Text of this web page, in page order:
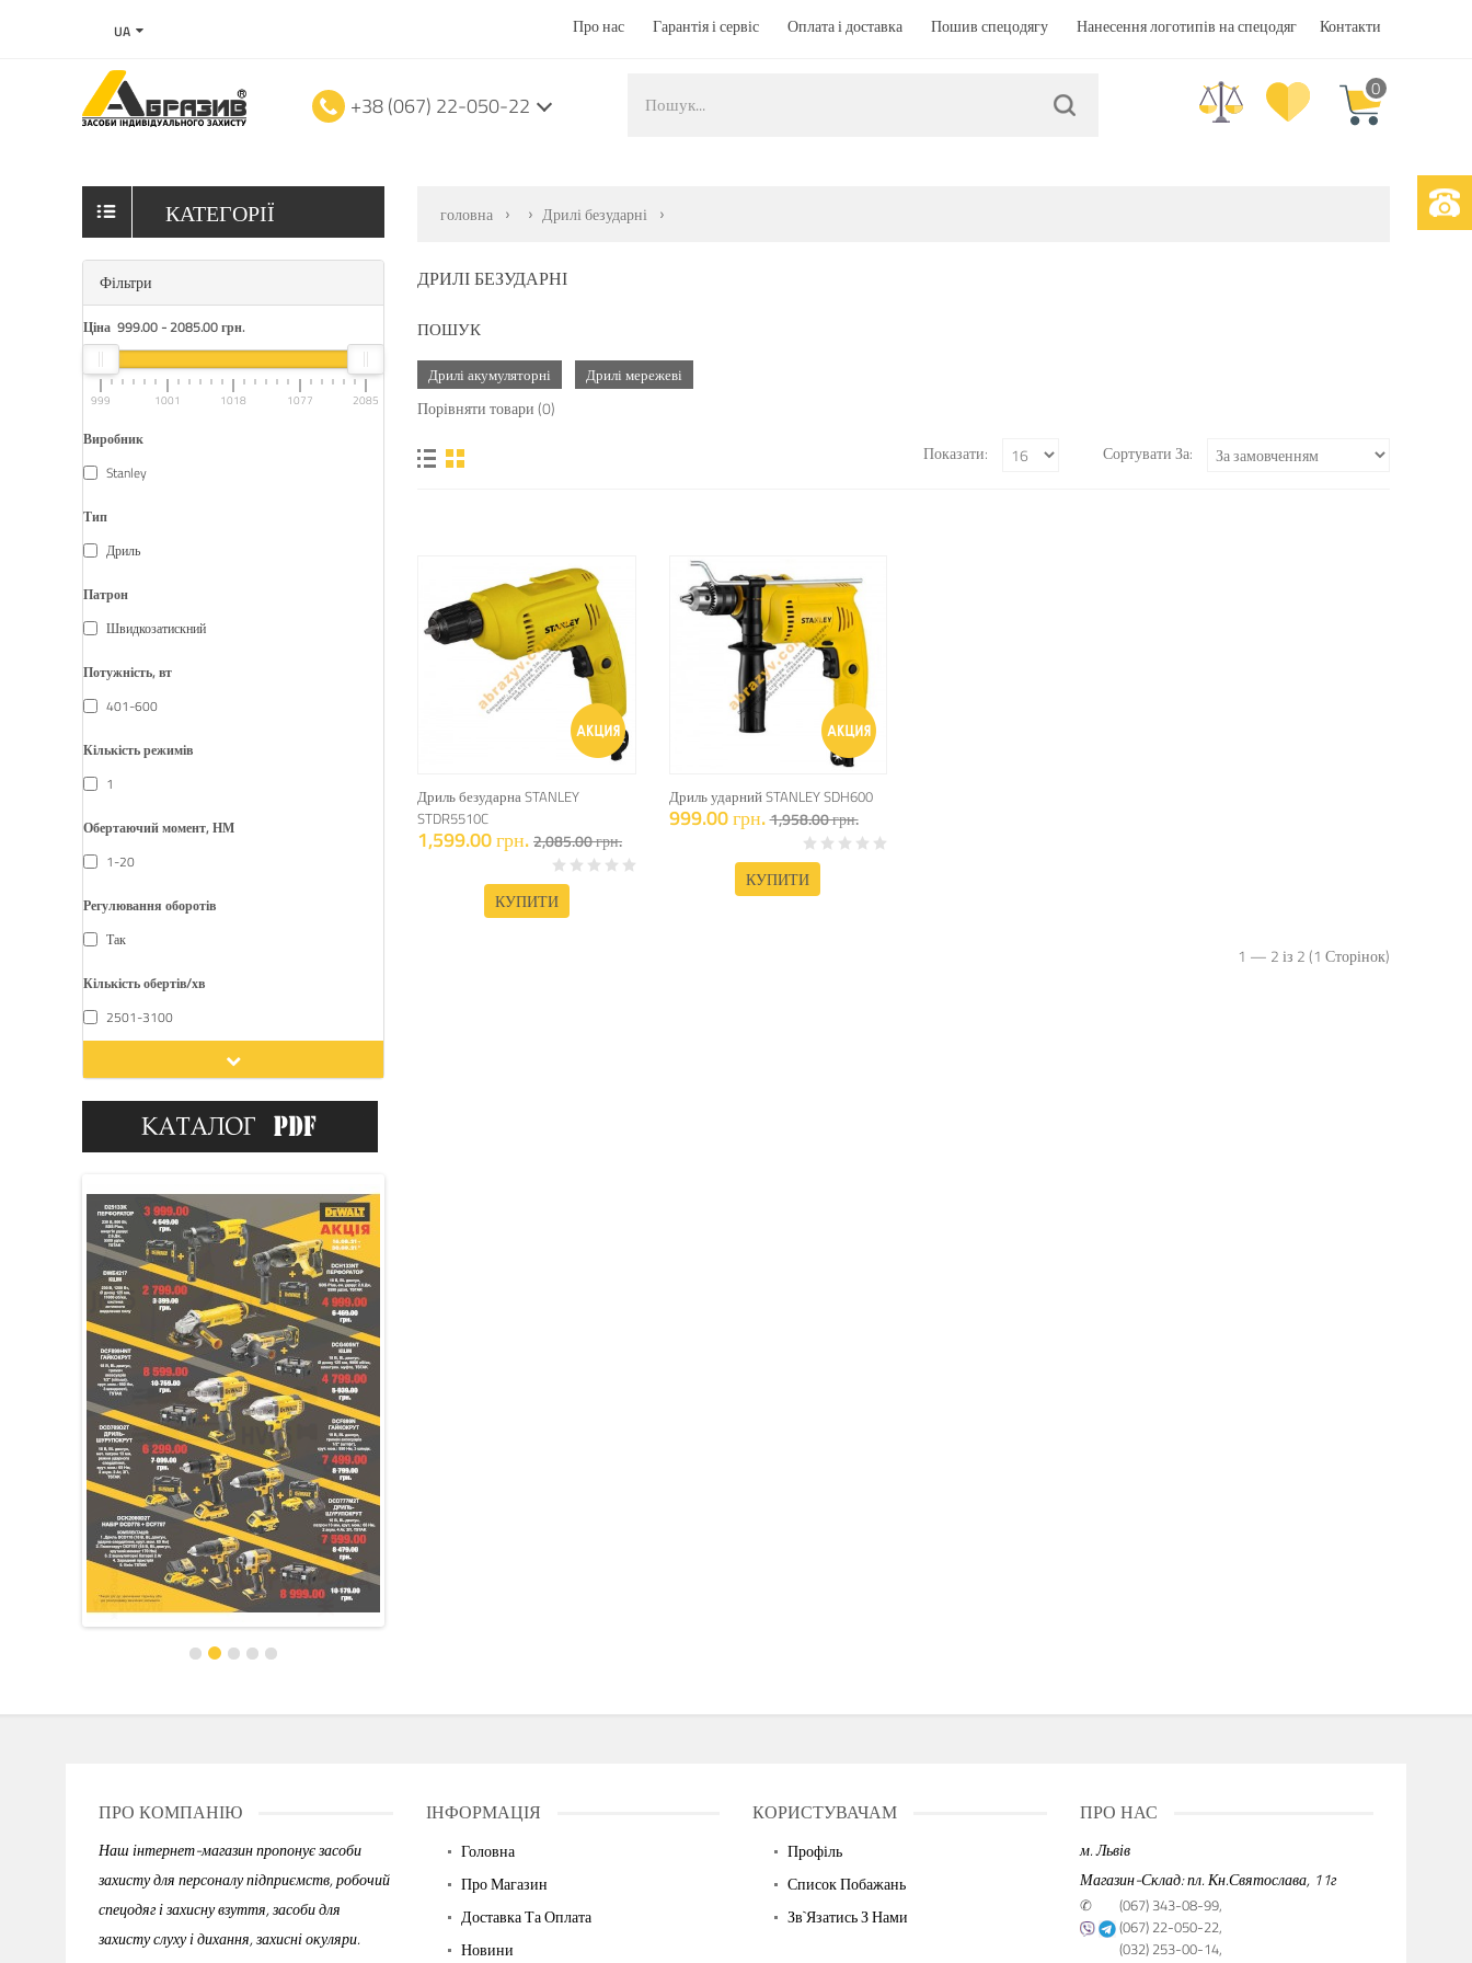
UA Про нас Гарантія і сервіс Оплата і доставка Пошив спецодягу Нанесення логотипів на спецодяг Контакти
+38 (067) 22-050-22
0
КАТЕГОРІЇ
Фільтри
Ціна 999.00-2085.00грн.
999 1001 1018 1077 2085
Виробник
Stanley
Тип
Дриль
Патрон
Швидкозатискний
Потужність, вт
401-600
Кількість режимів
1
Обертаючий момент, НМ
1-20
Регулювання оборотів
Так
Кількість обертів/хв
2501-3100
головна Дрилі безударні
ДРИЛІ БЕЗУДАРНІ
ПОШУК
Дрилі акумуляторні Дрилі мережеві
Порівняти товари (0)
Сортувати За:
Показати:
Дриль безударна STANLEY
STDR5510C
1,599.00 грн.2,085.00 грн.
КУПИТИ
Дриль ударний STANLEY SDH600
999.00 грн.1,958.00 грн.
КУПИТИ
1 — 2 із 2 (1 Сторінок)
ПРО КОМПАНІЮ
Наш інтернет-магазин пропонує засоби
захисту для персоналу підприємств, робочий
спецодяг і захисну взуття, засоби для
захисту слуху і дихання, захисні окуляри.
ІНФОРМАЦІЯ
Головна
Про Магазин
Доставка Та Оплата
Новини
КОРИСТУВАЧАМ
Профіль
Список Побажань
Зв`язатись З Нами
ПРО НАС
м. Львів
Магазин-Склад: пл. Кн.Святослава, 11г
✆
(067) 343-08-99,
(067) 22-050-22,
(032) 253-00-14,